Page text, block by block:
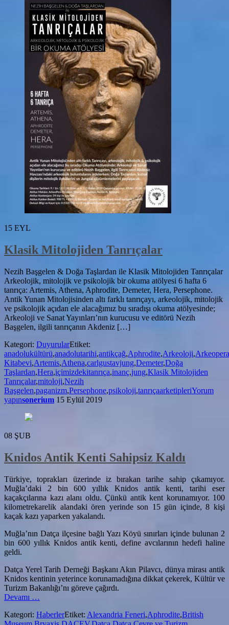
15 EYL
Klasik Mitolojiden Tanrıçalar
Nezih Başgelen & Doğa Taşlardan ile Klasik Mitolojiden Tanrıçalar
Arkeolojik, mitolojik ve psikolojik bir okuma atölyesi 6 hafta 6
tanrıça: Artemis, Athena, Aphrodite, Demeter, Hera, Persephone.
Antik Yunan Mitolojisinden altı farklı tanrıçayı, arkeolojik, mitolojik
ve psikolojik açıdan ele alacağımız bu sıradışı okuma atölyesinde;
Arkeoloji ve Sanat Yayınları’nın kurucusu ve editörü Nezih
Başgelen, ilgili tanrıçanın Akdeniz […]
Kategori: DuyurularEtiket:
anadolukültürü,anadolutarihi,antikçağ,Aphrodite,Arkeoloji,Arkeopera
Kitabevi,Artemis,Athena,carlgustavjung,Demeter,Doğa
Taşlardan,Hera,içimizdekitanrıça,inanç,jung,Klasik Mitolojiden
Tanrıçalar,mitoloji,Nezih
Başgelen,paganizm,Persephone,psikoloji,tanrıçaarketipleriYorum
yapınsonerium 15 Eylül 2019
08 ŞUB
Knidos Antik Kenti Sahipsiz Kaldı
Türkiye, toprakları üzerinde iz bırakan tarihe sahip çıkamıyor.
Muğla’daki 2 bin 600 yıllık Knidos antik kenti, tarihi eser
kaçakçılarına kazı alanı oldu. Çünkü antik kent korunamıyor. 100
kilometrekarelik alandaki ören yerinde son 15 gün içinde, 8 kişi
kaçak kazı yaparken yakalandı.
Muğla’nın Datça ilçesine bağlı Yazı Köyü sınırları içinde bulunan 2
bin 600 yıllık Knidos antik kenti, define avcılarının hedefi haline
geldi.
Datça Yerel Tarih Derneği Başkanı Akın Pilavcı, dünya mirası antik
Knidos kentinin yeterince korunamadığına dikkat çekerek, Kültür ve
Turizm Bakanlığı’nı göreve çağırdı.
Devamı
Kenti
…
Kategori: HaberlerEtiket: Alexandria Feneri,Aphrodite,British